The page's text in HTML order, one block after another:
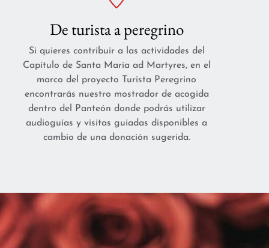
De turista a peregrino
Si quieres contribuir a las actividades del
Capítulo de Santa María ad Martyres, en el
marco del proyecto Turista Peregrino
encontrarás nuestro mostrador de acogida
dentro del Panteón donde podrás utilizar
audioguías y visitas guiadas disponibles a
cambio de una donación sugerida.